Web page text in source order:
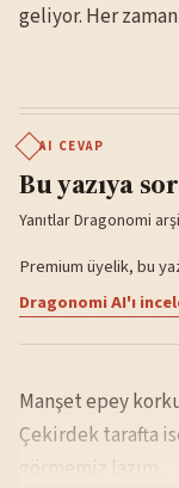
geliyor. Her
AI CEVAP
Bu yazıya
Yanıtlar Dragonomi
Premium üyelik, bu
Dragonomi AI'ı
Manşet epey
Çekirdek tarafta
görmemiz lazım,.